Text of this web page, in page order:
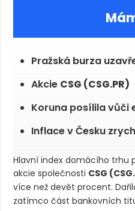
CSG.PR 459,30
Pražská burza
(CSG.PR)
výhledu
Koruna posílila vůči
Inflace v Česku
Hlavní index domácího trhu
akcie společnostiCSG